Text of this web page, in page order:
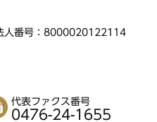
人番号：8000020122114
代表ファクス番号
0476-24-1655